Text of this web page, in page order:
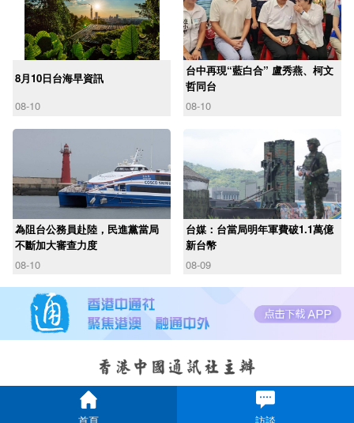
8月10日台海早資訊
08-10
台中再現“藍白合” 盧秀燕、柯文
哲同台
08-10
為阻台公務員赴陸，民進黨當局
不斷加大審查力度
08-10
台媒：台當局明年軍費破1.1萬億
新台幣
08-09